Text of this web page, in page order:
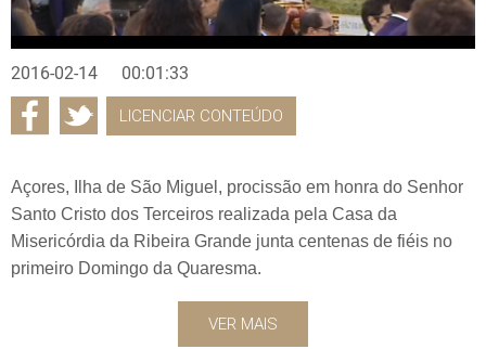
2016-02-14 00:01:33
LICENCIAR CONTEÚDO
Açores, Ilha de São Miguel, procissão em honra do Senhor
Santo Cristo dos Terceiros realizada pela Casa da
Misericórdia da Ribeira Grande junta centenas de fiéis no
primeiro Domingo da Quaresma.
VER MAIS